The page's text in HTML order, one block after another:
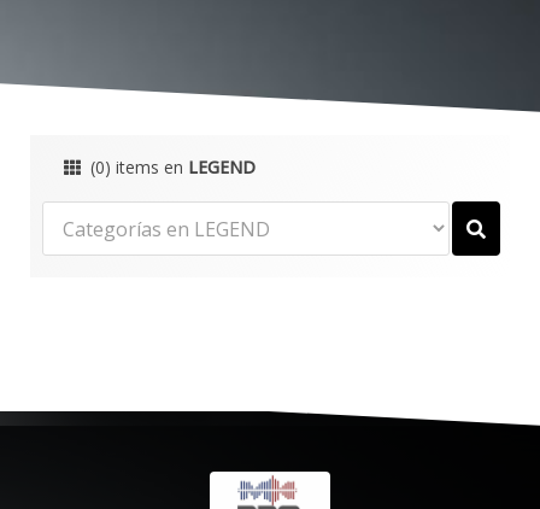
(0) items en LEGEND